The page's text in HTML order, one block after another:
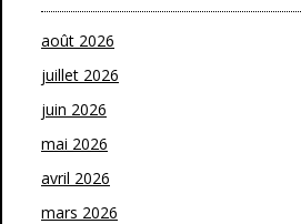
août 2026
juillet 2026
juin 2026
mai 2026
avril 2026
mars 2026